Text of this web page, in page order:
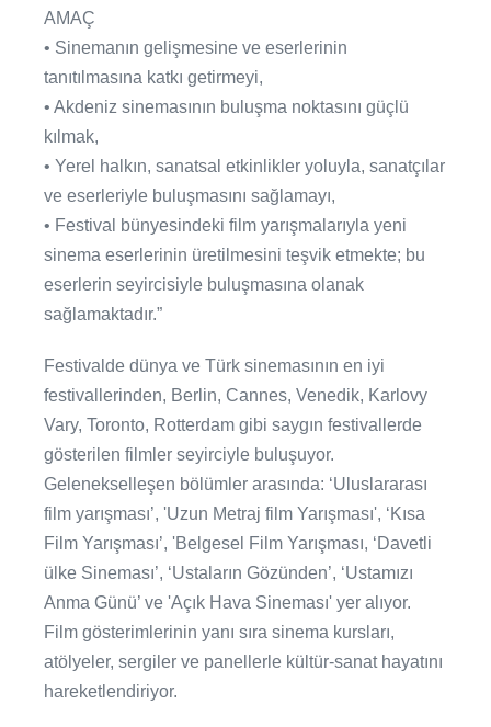
AMAÇ
• Sinemanın gelişmesine ve eserlerinin
tanıtılmasına katkı getirmeyi,
• Akdeniz sinemasının buluşma noktasını güçlü
kılmak,
• Yerel halkın, sanatsal etkinlikler yoluyla, sanatçılar
ve eserleriyle buluşmasını sağlamayı,
• Festival bünyesindeki film yarışmalarıyla yeni
sinema eserlerinin üretilmesini teşvik etmekte; bu
eserlerin seyircisiyle buluşmasına olanak
sağlamaktadır.”
Festivalde dünya ve Türk sinemasının en iyi
festivallerinden, Berlin, Cannes, Venedik, Karlovy
Vary, Toronto, Rotterdam gibi saygın festivallerde
gösterilen filmler seyirciyle buluşuyor.
Gelenekselleşen bölümler arasında: ‘Uluslararası
film yarışması’, 'Uzun Metraj film Yarışması', ‘Kısa
Film Yarışması’, 'Belgesel Film Yarışması, ‘Davetli
ülke Sineması’, ‘Ustaların Gözünden’, ‘Ustamızı
Anma Günü’ ve 'Açık Hava Sineması' yer alıyor.
Film gösterimlerinin yanı sıra sinema kursları,
atölyeler, sergiler ve panellerle kültür-sanat hayatını
hareketlendiriyor.